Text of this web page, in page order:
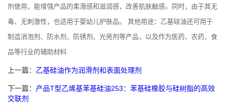
剂使用，能增强产品的柔滑感和滋润感，改善肌肤触感。同时，由于其无
毒、无刺激性，也适用于婴幼儿护肤品。 其他用途：乙基硅油还可用于
制造消泡剂、防水剂、防锈剂、光亮剂等产品，以及作为医药、农药、食
品等行业的辅助材料
上一篇： 乙基硅油作为润滑剂和表面处理剂
下一篇： 产品T型乙烯基苯基硅油253：苯基硅橡胶与硅树脂的高效
交联剂